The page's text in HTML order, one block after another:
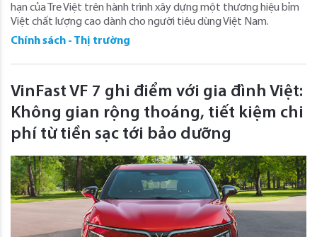
hạn của Tre Việt trên hành trình xây dựng một thương hiệu bỉm
Việt chất lượng cao dành cho người tiêu dùng Việt Nam.
Chính sách - Thị trường
VinFast VF 7 ghi điểm với gia đình Việt:
Không gian rộng thoáng, tiết kiệm chi
phí từ tiền sạc tới bảo dưỡng